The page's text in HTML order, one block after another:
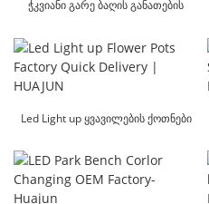
ჭკვიანი გარე ბაღის განათების
ისთვის
Led Light up ყვავილების ქოთნები
|HUAJUN